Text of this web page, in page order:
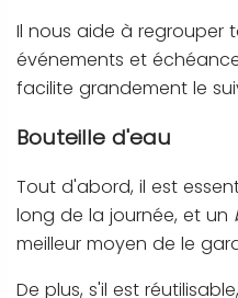
Il nous aide à regrouper
événements et
facilite grandement le
Bouteille d'eau
Tout d'abord, il est
long de la journée, et un
meilleur moyen de le
De plus, s'il est